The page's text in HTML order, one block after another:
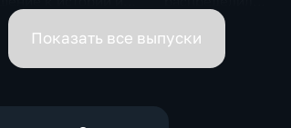
обязанности вице-
премьеров
Показать все выпуски